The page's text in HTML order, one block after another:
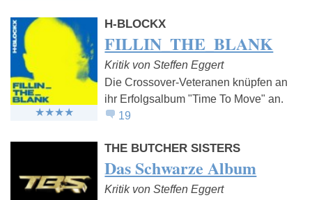
H-BLOCKX
FILLIN_THE_BLANK
Kritik von Steffen Eggert
Die Crossover-Veteranen knüpfen an
ihr Erfolgsalbum "Time To Move" an.
19
THE BUTCHER SISTERS
Das Schwarze Album
Kritik von Steffen Eggert